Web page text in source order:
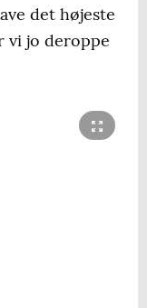
det højeste
vi jo deroppe